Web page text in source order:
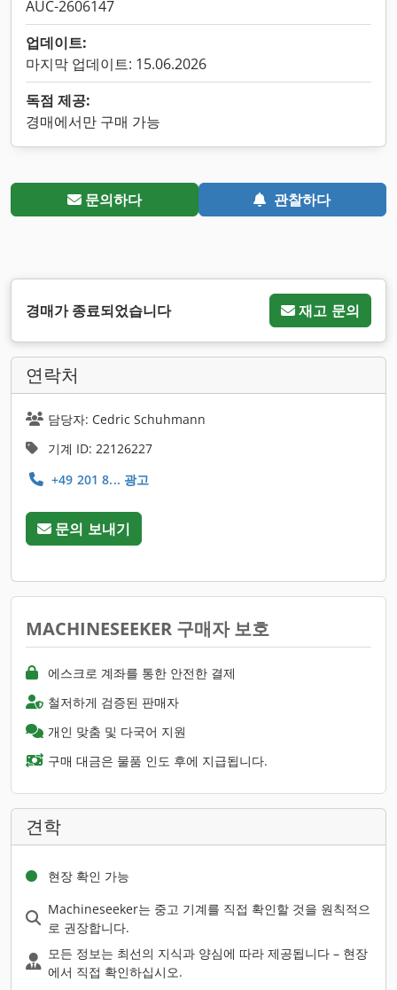
AUC-2606147
업데이트:
마지막 업데이트: 15.06.2026
독점 제공:
경매에서만 구매 가능
문의하다 관찰하다
경매가 종료되었습니다 재고 문의
연락처
담당자: Cedric Schuhmann
기계 ID: 22126227
+49 201 8... 광고
문의 보내기
MACHINESEEKER 구매자 보호
에스크로 계좌를 통한 안전한 결제
철저하게 검증된 판매자
개인 맞춤 및 다국어 지원
구매 대금은 물품 인도 후에 지급됩니다.
견학
현장 확인 가능
Machineseeker는 중고 기계를 직접 확인할 것을 원칙적으
로 권장합니다.
모든 정보는 최선의 지식과 양심에 따라 제공됩니다 – 현장
에서 직접 확인하십시오.